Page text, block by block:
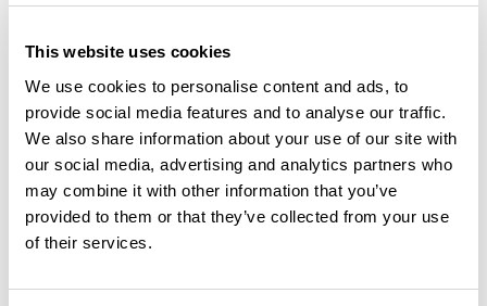
This website uses cookies
We use cookies to personalise content and ads, to
provide social media features and to analyse our traffic.
We also share information about your use of our site with
our social media, advertising and analytics partners who
may combine it with other information that you’ve
provided to them or that they’ve collected from your use
of their services.
Avis des utilisateurs
Soyez le premier à ajouter un avis !
Ajouter un avis